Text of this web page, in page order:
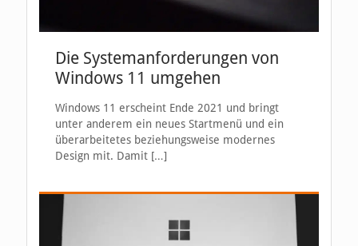
Die Systemanforderungen von
Windows 11 umgehen
Windows 11 erscheint Ende 2021 und bringt
unter anderem ein neues Startmenü und ein
überarbeitetes beziehungsweise modernes
Design mit. Damit […]